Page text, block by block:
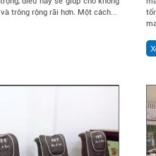
trông rộng rãi hơn. Một cách...